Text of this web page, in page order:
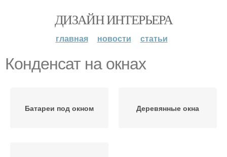
ДИЗАЙН ИНТЕРЬЕРА
главная новости статьи
Конденсат на окнах
Батареи под окном Деревянные окна